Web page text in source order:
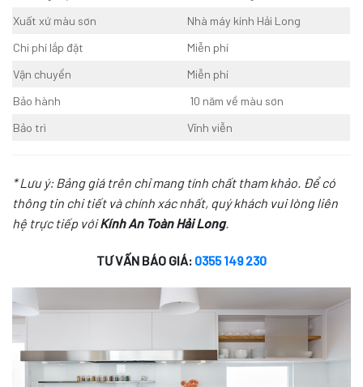
Xuất xứ màu sơn
Nhà máy kính Hải Long
Chi phí lắp đặt
Miễn phí
Vận chuyển
Miễn phí
Bảo hành
10 năm về màu sơn
Bảo trì
Vĩnh viễn
* Lưu ý: Bảng giá trên chỉ mang tính chất tham khảo. Để có
thông tin chi tiết và chính xác nhất, quý khách vui lòng liên
hệ trực tiếp vớiKính An Toàn Hải Long.
TƯ VẤN BÁO GIÁ: 0355 149 230